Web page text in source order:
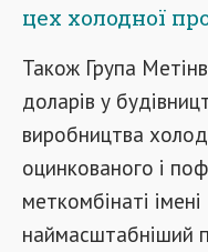
цех холодної
Також Група
доларів у
виробництва
оцинкованого і
меткомбінаті імені
наймасштабніший